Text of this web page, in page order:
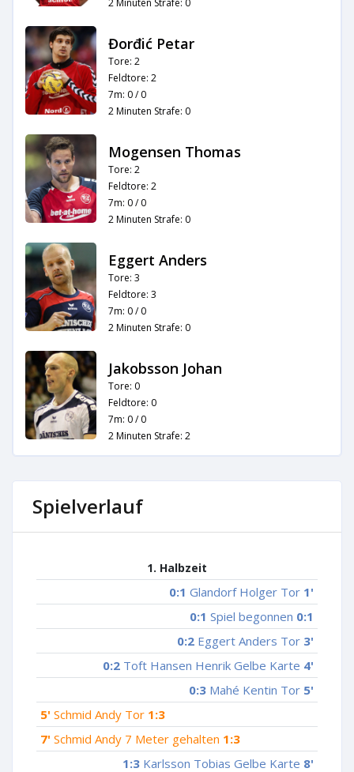
2 Minuten Strafe: 0
Đorđić Petar
Tore: 2
Feldtore: 2
7m: 0 / 0
2 Minuten Strafe: 0
Mogensen Thomas
Tore: 2
Feldtore: 2
7m: 0 / 0
2 Minuten Strafe: 0
Eggert Anders
Tore: 3
Feldtore: 3
7m: 0 / 0
2 Minuten Strafe: 0
Jakobsson Johan
Tore: 0
Feldtore: 0
7m: 0 / 0
2 Minuten Strafe: 2
Spielverlauf
1. Halbzeit
0:1 Glandorf Holger Tor 1'
0:1 Spiel begonnen 0:1
0:2 Eggert Anders Tor 3'
0:2 Toft Hansen Henrik Gelbe Karte 4'
0:3 Mahé Kentin Tor 5'
5' Schmid Andy Tor 1:3
7' Schmid Andy 7 Meter gehalten 1:3
1:3 Karlsson Tobias Gelbe Karte 8'